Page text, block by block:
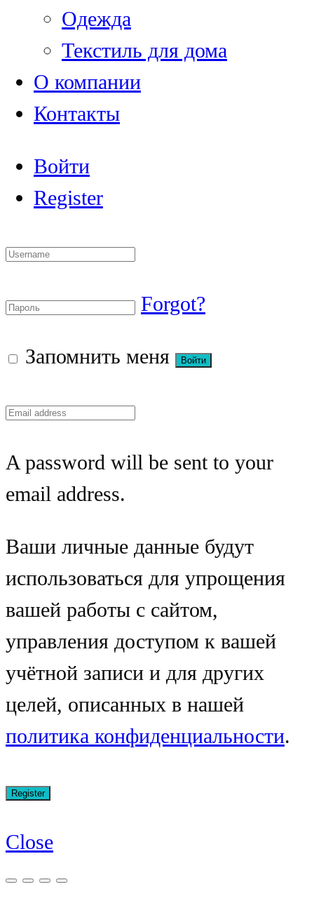
Одежда
Текстиль для дома
О компании
Контакты
Войти
Register
Forgot?
Запомнить меня
A password will be sent to your
email address.
Ваши личные данные будут
использоваться для упрощения
вашей работы с сайтом,
управления доступом к вашей
учётной записи и для других
целей, описанных в нашей
политика конфиденциальности.
Close